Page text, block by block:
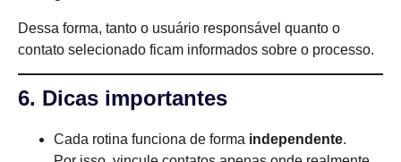
Dessa forma, tanto o usuário responsável quanto o
contato selecionado ficam informados sobre o processo.
6. Dicas importantes
Cada rotina funciona de forma independente.